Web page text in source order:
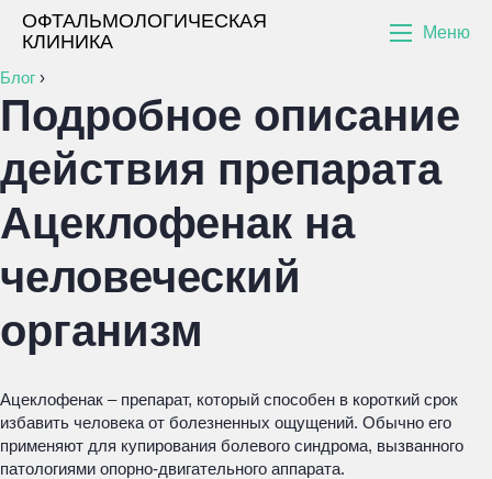
ОФТАЛЬМОЛОГИЧЕСКАЯ
КЛИНИКА
Меню
Блог ›
Подробное описание
действия препарата
Ацеклофенак на
человеческий
организм
Ацеклофенак – препарат, который способен в короткий срок
избавить человека от болезненных ощущений. Обычно его
применяют для купирования болевого синдрома, вызванного
патологиями опорно-двигательного аппарата.